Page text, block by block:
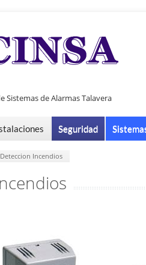
Sistemas de Alarmas Talavera
Seguridad
Deteccion Incendios